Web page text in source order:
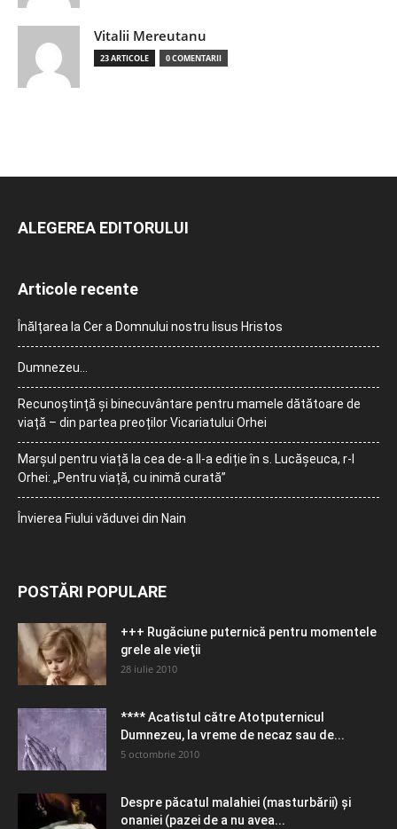
Vitalii Mereutanu
23 ARTICOLE 0 COMENTARII
ALEGEREA EDITORULUI
Articole recente
Înălțarea la Cer a Domnului nostru Iisus Hristos
Dumnezeu…
Recunoștință și binecuvântare pentru mamele dătătoare de
viață – din partea preoților Vicariatului Orhei
Marșul pentru viață la cea de-a II-a ediție în s. Lucășeuca, r-l
Orhei: „Pentru viață, cu inimă curată”
Învierea Fiului văduvei din Nain
POSTĂRI POPULARE
+++ Rugăciune puternică pentru momentele
grele ale vieţii
28 iulie 2010
**** Acatistul către Atotputernicul
Dumnezeu, la vreme de necaz sau de...
5 octombrie 2010
Despre păcatul malahiei (masturbării) şi
onaniei (pazei de a nu avea...